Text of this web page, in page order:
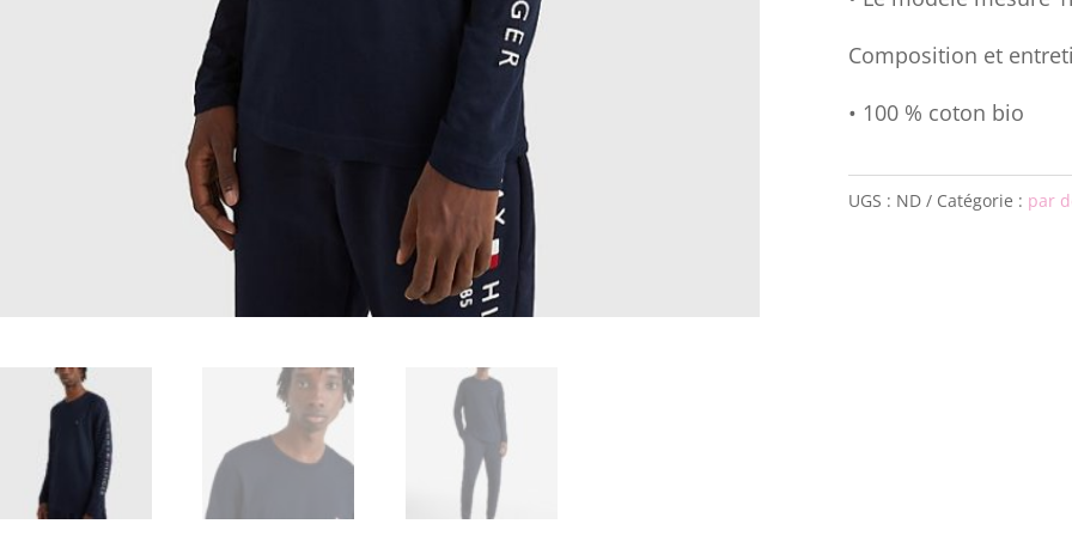
Composition et
• 100 % coton bio
UGS : ND Catégorie : par